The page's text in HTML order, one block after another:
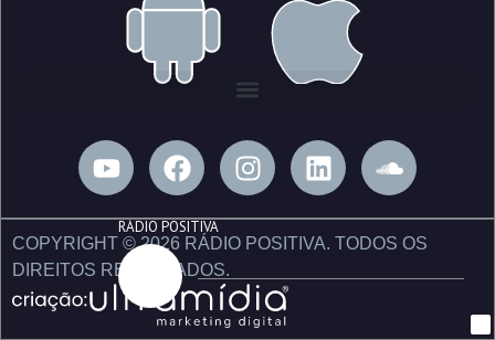
Y
o
t
u
b
e
F
a
e
b
o
o
I
n
t
g
r
L
i
k
d
S
o
n
c
COPYRIGHT © 2026 RÁDIO POSITIVA. TODOS OS
DIREITOS RESERVADOS.
RÁDIO POSITIVA